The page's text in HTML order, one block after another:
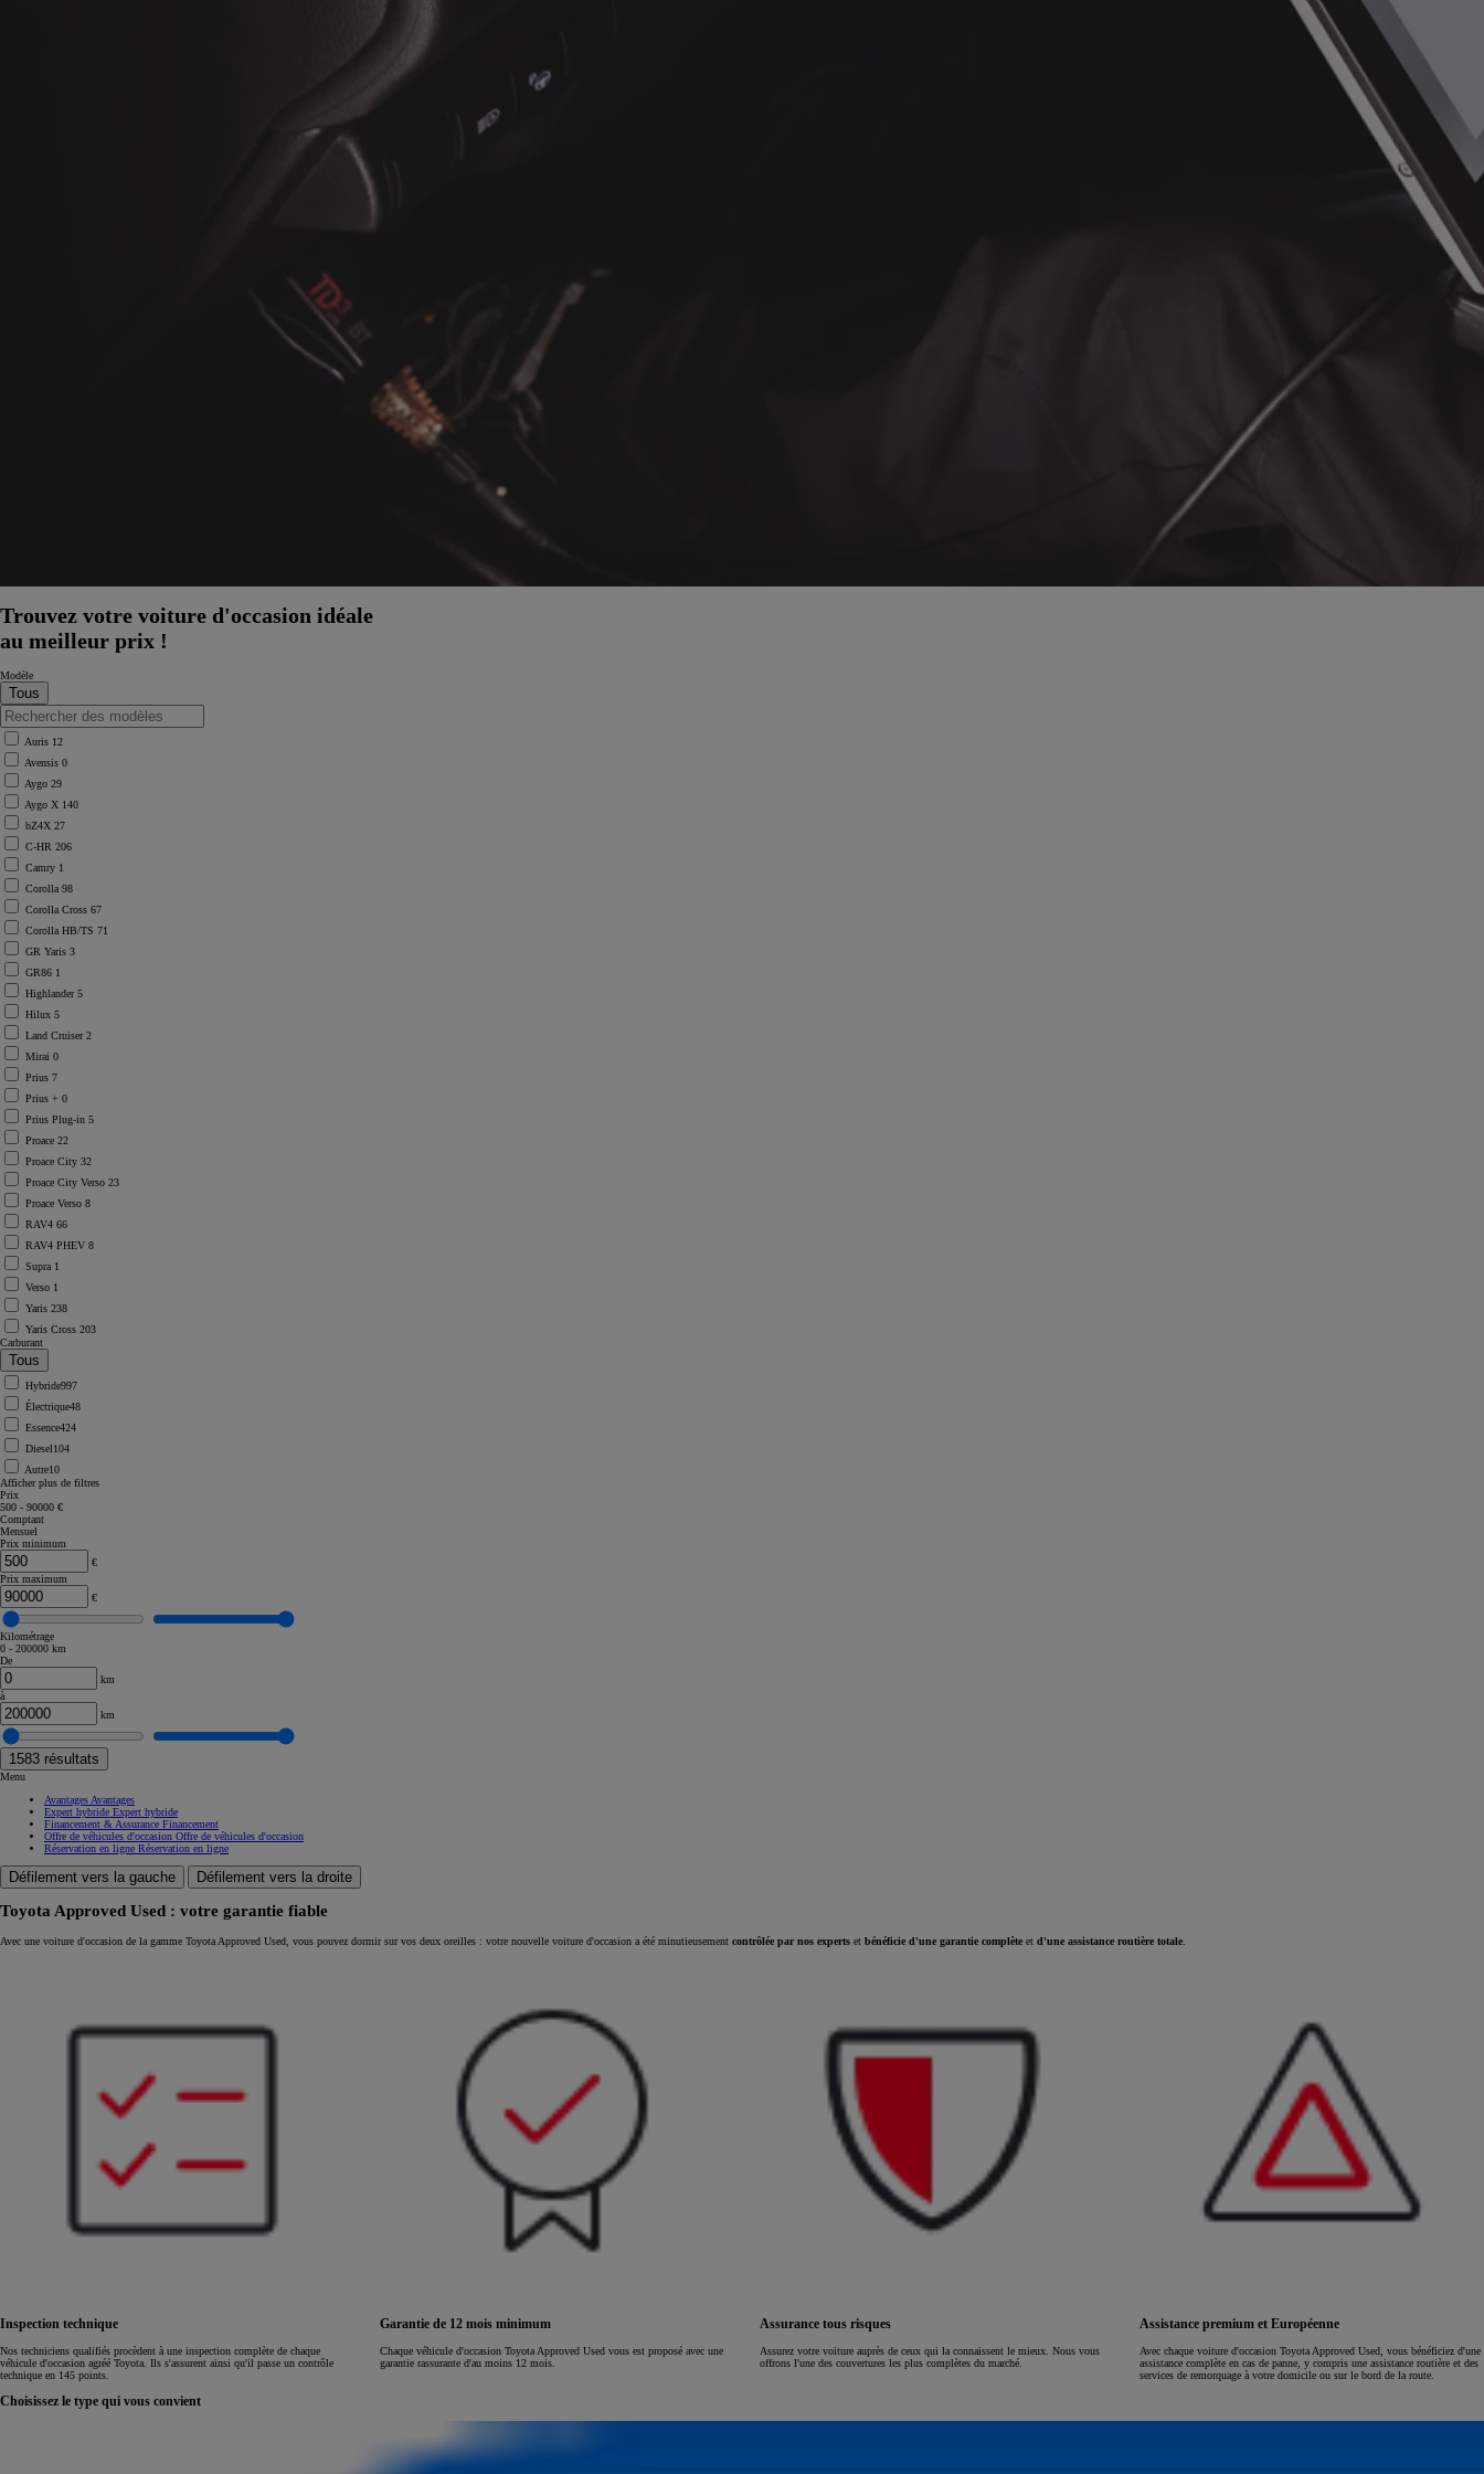
À partir de
ou financement à partir de
Corolla Touring Sports
À partir de
ÉLECTRIQUE
Trouvez votre voiture d'occasion idéale
au meilleur prix !
Modèle
Auris 12
Avensis 0
Aygo 29
Aygo X 140
bZ4X 27
C-HR 206
Camry 1
Corolla 98
Corolla Cross 67
Corolla HB/TS 71
GR Yaris 3
GR86 1
Highlander5
Hilux 5
Land Cruiser2
Mirai 0
Prius 7
Prius + 0
Prius Plug-in 5
Proace 22
Proace City 32
Proace City Verso 23
Proace Verso 8
RAV4 66
RAV4 PHEV 8
Supra 1
Verso 1
Yaris 238
Yaris Cross 203
Carburant
Hybride997
Électrique48
Essence424
Diesel104
Autre10
Afficher plus de filtres
Prix
500 - 90000 €
Comptant
Mensuel
Prix minimum
€
Prix maximum
€
Kilométrage
0 - 200000 km
De
km
à
km
1583 résultats
Menu
Avantages Avantages
Expert hybride Expert hybride
Financement & Assurance Financement
Offre de véhicules d'occasion Offre de véhicules d'occasion
Réservation en ligne Réservation en ligne
Défilement vers la gauche Défilement vers la droite
Toyota Approved Used : votre garantie fiable
Avec une voiture d'occasion de la gamme Toyota Approved Used, vous pouvez dormir sur vos deux oreilles : votre nouvelle voiture d'occasion a été minutieusement contrôlée par nos experts et bénéficie d'une garantie complète et d'une assistance routière totale
Inspection technique
Nos techniciens qualifiés procèdent à une inspection complète de chaque
véhicule d'occasion agréé Toyota. Ils s'assurent ainsi qu'il passe un contrôle
technique en 145 points.
Garantie de 12 mois minimum
Chaque véhicule d'occasion Toyota Approved Used vous est proposé avec une
garantie rassurante d'au moins 12 mois.
Assurance tous risques
Assurez votre voiture auprès de ceux qui la connaissent le mieux. Nous vous
offrons l'une des couvertures les plus complètes du marché.
Assistance premium et Européenne
Avec chaque voiture d'occasion Toyota Approved Used, vous bénéficiez d'une
assistance complète en cas de panne, y compris une assistance routière et des
services de remorquage à votre domicile ou sur le bord de la route.
Choisissez le type qui vous convient